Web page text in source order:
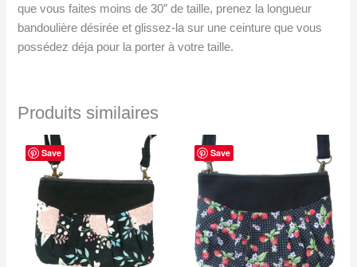
que vous faites moins de 30″ de taille, prenez la longueur
bandoulière désirée et glissez-la sur une ceinture que vous
possédez déja pour la porter à votre taille.
Produits similaires
Save Save